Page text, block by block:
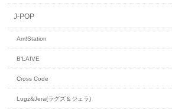
J-POP
Am!Station
B'LAIVE
Cross Code
Lugz&Jera(ラグズ＆ジェラ)